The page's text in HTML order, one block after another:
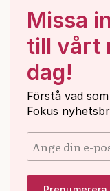
Missa
till vårt
dag!
Förstå vad
Fokus